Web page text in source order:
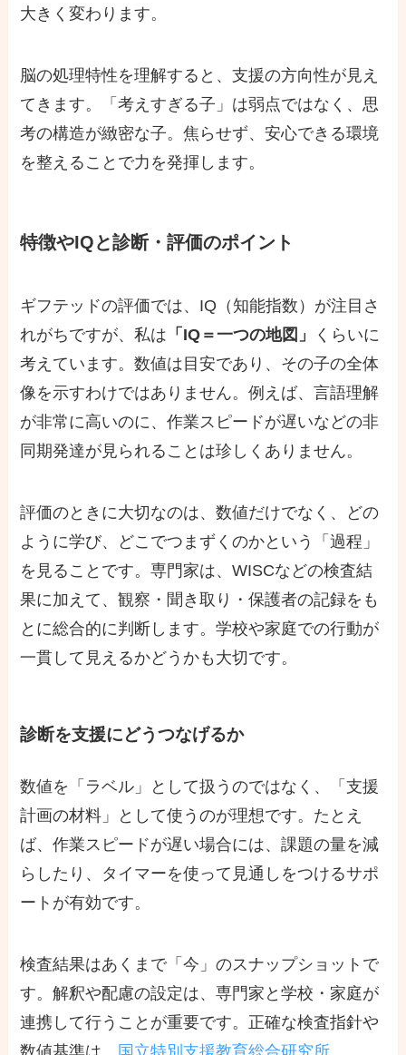
大きく変わります。
脳の処理特性を理解すると、支援の方向性が見え
てきます。「考えすぎる子」は弱点ではなく、思
考の構造が緻密な子。焦らせず、安心できる環境
を整えることで力を発揮します。
特徴やIQと診断・評価のポイント
ギフテッドの評価では、IQ（知能指数）が注目さ
れがちですが、私は 「IQ＝一つの地図」
くらいに
考えています。数値は目安であり、その子の全体
像を示すわけではありません。例えば、言語理解
が非常に高いのに、作業スピードが遅いなどの非
同期発達が見られることは珍しくありません。
評価のときに大切なのは、数値だけでなく、どの
ように学び、どこでつまずくのかという「過程」
を見ることです。専門家は、WISCなどの検査結
果に加えて、観察・聞き取り・保護者の記録をも
とに総合的に判断します。学校や家庭での行動が
一貫して見えるかどうかも大切です。
診断を支援にどうつなげるか
数値を「ラベル」として扱うのではなく、「支援
計画の材料」として使うのが理想です。たとえ
ば、作業スピードが遅い場合には、課題の量を減
らしたり、タイマーを使って見通しをつけるサポ
ートが有効です。
検査結果はあくまで「今」のスナップショットで
す。解釈や配慮の設定は、専門家と学校・家庭が
連携して行うことが重要です。正確な検査指針や
数値基準は、
国立特別支援教育総合研究所